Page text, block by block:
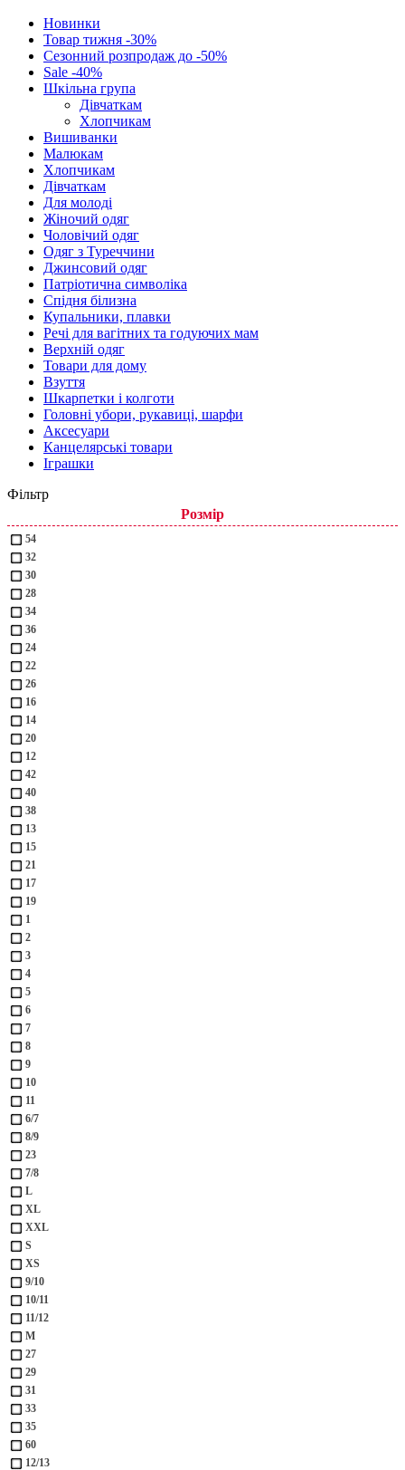
Новинки
Товар тижня -30%
Сезонний розпродаж до -50%
Sale -40%
Шкільна група
Дівчаткам
Хлопчикам
Вишиванки
Малюкам
Хлопчикам
Дівчаткам
Для молоді
Жіночий одяг
Чоловічий одяг
Одяг з Туреччини
Джинсовий одяг
Патріотична символіка
Спідня білизна
Купальники, плавки
Речі для вагітних та годуючих мам
Верхній одяг
Товари для дому
Взуття
Шкарпетки і колготи
Головні убори, рукавиці, шарфи
Аксесуари
Канцелярські товари
Іграшки
Фільтр
Розмір
54
32
30
28
34
36
24
22
26
16
14
20
12
42
40
38
13
15
21
17
19
1
2
3
4
5
6
7
8
9
10
11
6/7
8/9
23
7/8
L
XL
XXL
S
XS
9/10
10/11
11/12
M
27
29
31
33
35
60
12/13